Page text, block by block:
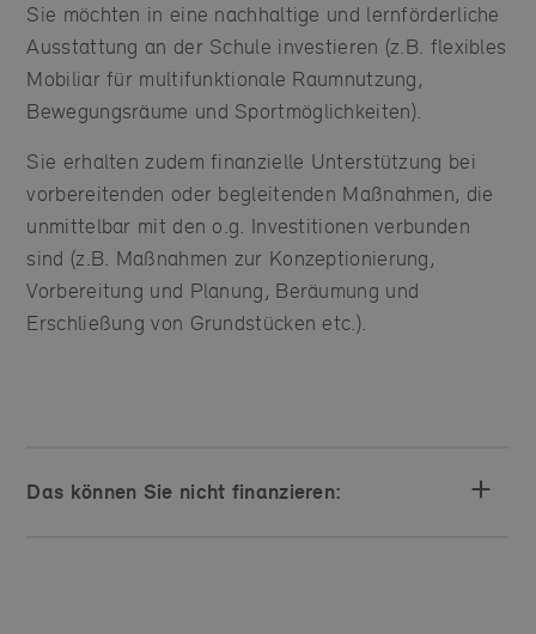
Sie möchten in eine nachhaltige und lernförderliche
Ausstattung an der Schule investieren (z.B. flexibles
Mobiliar für multifunktionale Raumnutzung,
Bewegungsräume und Sportmöglichkeiten).
Sie erhalten zudem finanzielle Unterstützung bei
vorbereitenden oder begleitenden Maßnahmen, die
unmittelbar mit den o.g. Investitionen verbunden
sind (z.B. Maßnahmen zur Konzeptionierung,
Vorbereitung und Planung, Beräumung und
Erschließung von Grundstücken etc.).
Das können Sie nicht finanzieren: